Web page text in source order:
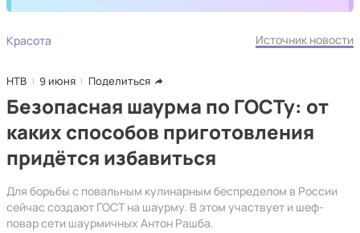
Красота Источник новости
НТВ 9 июня Поделиться
Безопасная шаурма по ГОСТу: от
каких способов приготовления
придётся избавиться
Для борьбы с повальным кулинарным беспределом в России
сейчас создают ГОСТ на шаурму. В этом участвует и шеф-
повар сети шаурмичных Антон Рашба.